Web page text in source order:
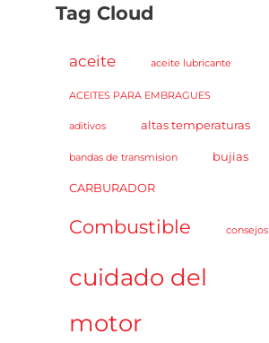
Tag Cloud
aceite aceite lubricante
ACEITES PARA EMBRAGUES
aditivos altas temperaturas
bandas de transmision bujias
CARBURADOR
Combustible consejos
cuidado del
motor